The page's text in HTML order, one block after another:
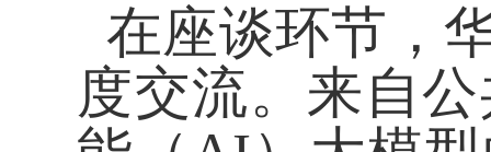
在座谈环节，
度交流。来自